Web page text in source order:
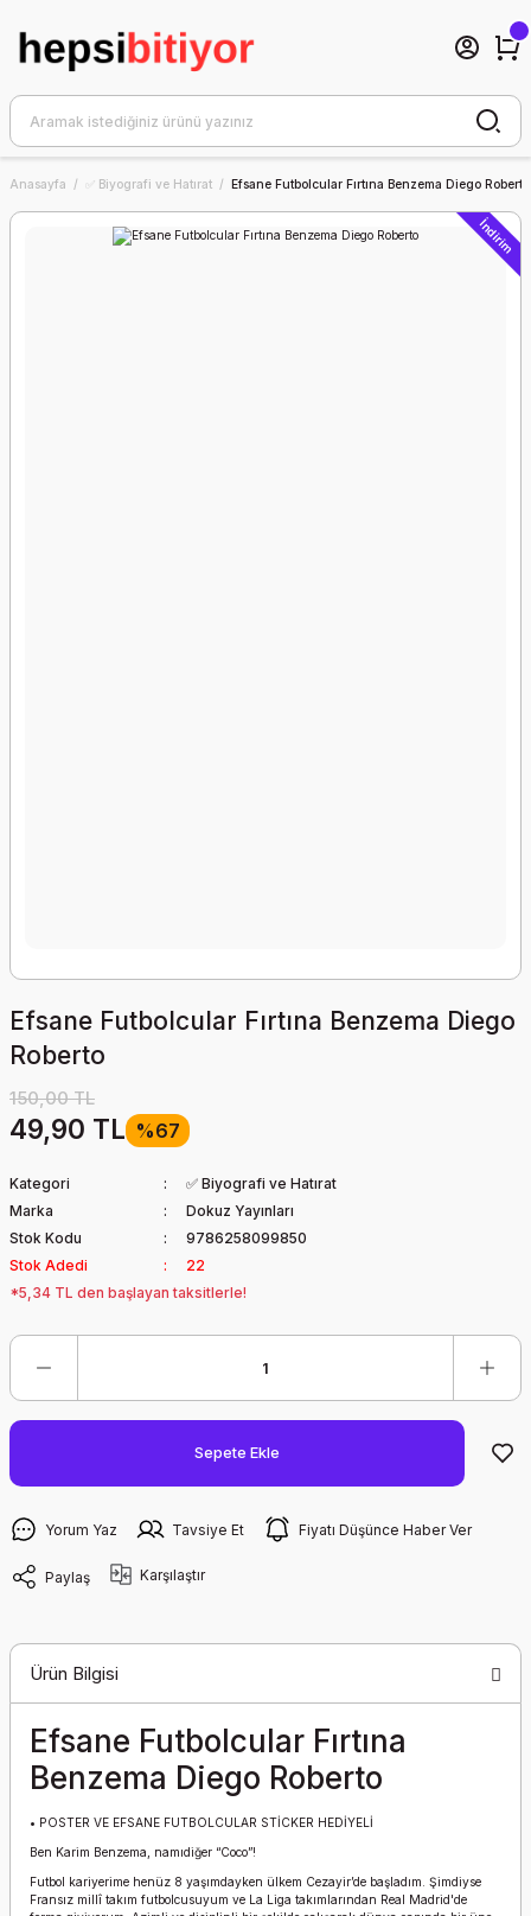
Anasayfa ✅ Biyografi ve Hatırat Efsane Futbolcular Fırtına Benzema Diego Roberto
İndirim
Efsane Futbolcular Fırtına Benzema Diego
Roberto
150,00 TL
49,90 TL %67
Kategori
✅ Biyografi ve Hatırat
Marka
Dokuz Yayınları
Stok Kodu
9786258099850
Stok Adedi
22
*5,34 TL den başlayan taksitlerle!
Sepete Ekle
Yorum Yaz Tavsiye Et Fiyatı Düşünce Haber Ver
Paylaş Karşılaştır
Ürün Bilgisi
Efsane Futbolcular Fırtına
Benzema Diego Roberto
• POSTER VE EFSANE FUTBOLCULAR STİCKER HEDİYELİ
Ben Karim Benzema, namıdiğer “Coco”!
Futbol kariyerime henüz 8 yaşımdayken ülkem Cezayir’de başladım. Şimdiyse
Fransız millî takım futbolcusuyum ve La Liga takımlarından Real Madrid'de